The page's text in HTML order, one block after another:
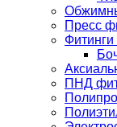
Пресс
ПНД